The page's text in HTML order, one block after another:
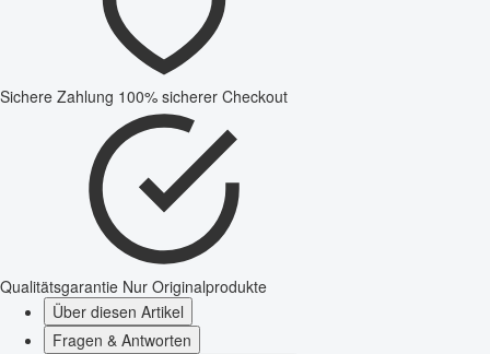
Sichere Zahlung 100% sicherer Checkout
Qualitätsgarantie Nur Originalprodukte
Über diesen Artikel
Fragen & Antworten